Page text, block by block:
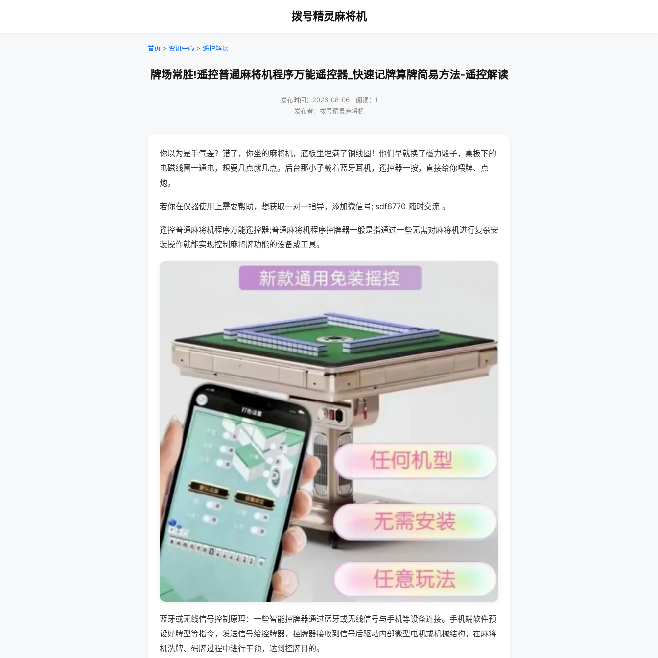
拨号精灵麻将机
首页 > 资讯中心 > 遥控解读
牌场常胜!遥控普通麻将机程序万能遥控器_快速记牌算牌简易方法-遥控解读
发布时间：2026-08-06｜阅读：1
发布者：拨号精灵麻将机
你以为是手气差？错了，你坐的麻将机，底板里埋满了铜线圈！他们早就换了磁力骰子，桌板下的
电磁线圈一通电，想要几点就几点。后台那小子戴着蓝牙耳机，遥控器一按，直接给你喂牌、点
炮。
若你在仪器使用上需要帮助，想获取一对一指导，添加微信号; sdf6770 随时交流 。
遥控普通麻将机程序万能遥控器;普通麻将机程序控牌器一般是指通过一些无需对麻将机进行复杂安
装操作就能实现控制麻将牌功能的设备或工具。
蓝牙或无线信号控制原理：一些智能控牌器通过蓝牙或无线信号与手机等设备连接。手机端软件预
设好牌型等指令，发送信号给控牌器，控牌器接收到信号后驱动内部微型电机或机械结构，在麻将
机洗牌、码牌过程中进行干预，达到控牌目的。